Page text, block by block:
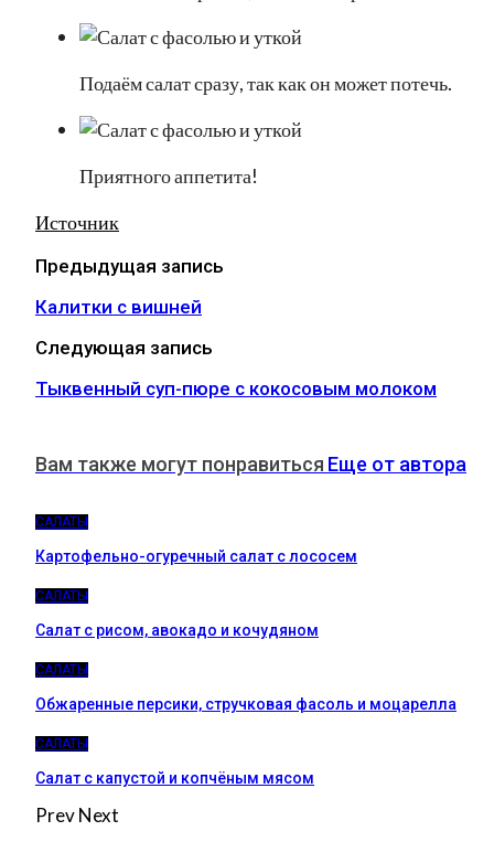
Подаём салат сразу, так как он может потечь.
Приятного аппетита!
Источник
Предыдущая запись
Калитки с вишней
Следующая запись
Тыквенный суп-пюре с кокосовым молоком
Вам также могут понравиться Еще от автора
САЛАТЫ
Картофельно-огуречный салат с лососем
САЛАТЫ
Салат с рисом, авокадо и кочудяном
САЛАТЫ
Обжаренные персики, стручковая фасоль и моцарелла
САЛАТЫ
Салат с капустой и копчёным мясом
PrevNext